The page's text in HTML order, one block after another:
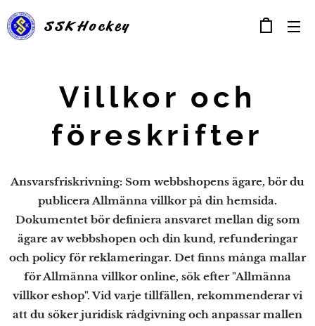
SSKHockey
Villkor och
föreskrifter
Ansvarsfriskrivning: Som webbshopens ägare, bör du
publicera Allmänna villkor på din hemsida.
Dokumentet bör definiera ansvaret mellan dig som
ägare av webbshopen och din kund, refunderingar
och policy för reklameringar. Det finns många mallar
för Allmänna villkor online, sök efter "Allmänna
villkor eshop". Vid varje tillfällen, rekommenderar vi
att du söker juridisk rådgivning och anpassar mallen